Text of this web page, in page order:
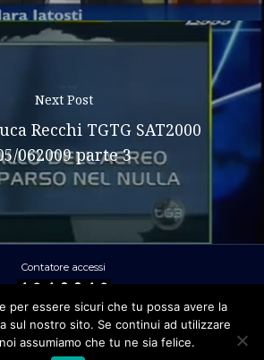
Next Post
Recchi TGTG SAT2000
062009 parte 3
Contatore accessi
Clitunno 2 – 00198 ROMA
per essere sicuri che tu possa avere la
sul nostro sito. Se continui ad utilizzare
assumiamo che tu ne sia felice.